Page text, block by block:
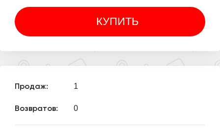
КУПИТЬ
Продаж: 1
Возвратов: 0